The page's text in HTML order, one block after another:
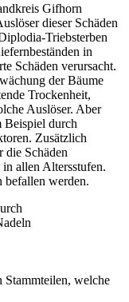
Gifhorn
dieser Schäden
Triebsterben
in
Schäden verursacht.
der Bäume
Trockenheit,
Auslöser. Aber
Beispiel durch
Zusätzlich
die Schäden
allen Altersstufen.
befallen werden.
welche